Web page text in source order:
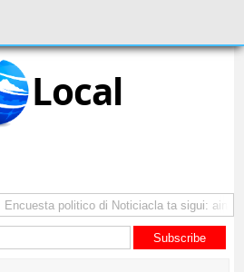
Local
Encuesta politico di Noticiacla ta sigui: ainda
Subscribe